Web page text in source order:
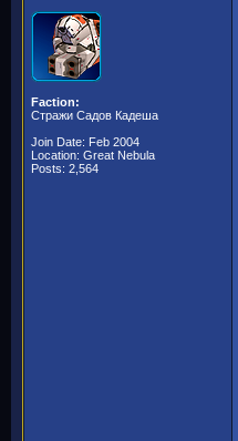
Faction:
Стражи Садов Кадеша
Join Date: Feb 2004
Location: Great Nebula
Posts: 2,564